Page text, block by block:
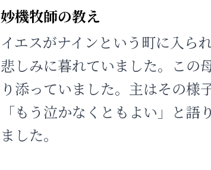
妙機牧師の教え
イエスがナインという町に入ら
悲しみに暮れていました。この
り添っていました。主はその様
「もう泣かなくともよい」と
ました。